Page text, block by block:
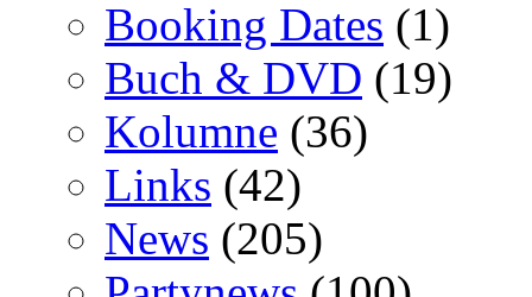
Booking Dates (1)
Buch & DVD (19)
Kolumne (36)
Links (42)
News (205)